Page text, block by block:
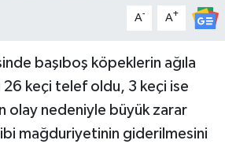
A- A+
başıboş köpeklerin ağıla
26 keçi telef oldu, 3 keçi ise
olay nedeniyle büyük zarar
mağduriyetinin giderilmesini